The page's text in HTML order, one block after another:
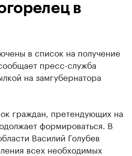
в
в список на получение
пресс-служба
на замгубернатора
граждан, претендующих на
формироваться. В
Василий Голубев
всех необходимых